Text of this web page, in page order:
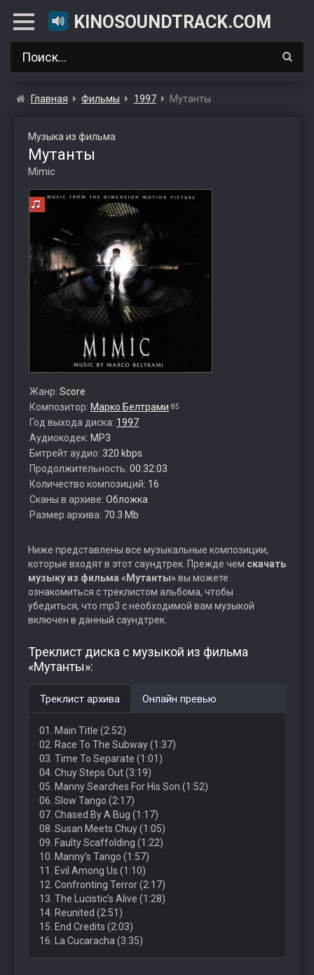
KINOSOUNDTRACK.COM
Главная Фильмы 1997 Мутанты
Музыка из фильма
Мутанты
Mimic
Жанр: Score
Композитор: Марко Белтрами 85
Год выхода диска: 1997
Аудиокодек: MP3
Битрейт аудио: 320 kbps
Продолжительность: 00:32:03
Количество композиций: 16
Сканы в архиве: Обложка
Размер архива: 70.3 Mb
Ниже представлены все музыкальные композиции,
которые входят в этот саундтрек. Прежде чем скачать
музыку из фильма «Мутанты»вы можете
ознакомиться с треклистом альбома, чтобы
убедиться, что mp3 с необходимой вам музыкой
включен в данный саундтрек.
Треклист диска с музыкой из фильма
«Мутанты»:
Треклист архива Онлайн превью
01. Main Title (2:52)
02. Race To The Subway (1:37)
03. Time To Separate (1:01)
04. Chuy Steps Out (3:19)
05. Manny Searches For His Son (1:52)
06. Slow Tango (2:17)
07. Chased By A Bug (1:17)
08. Susan Meets Chuy (1:05)
09. Faulty Scaffolding (1:22)
10. Manny’s Tango (1:57)
11. Evil Among Us (1:10)
12. Confronting Terror (2:17)
13. The Lucistic’s Alive (1:28)
14. Reunited (2:51)
15. End Credits (2:03)
16. La Cucaracha (3:35)